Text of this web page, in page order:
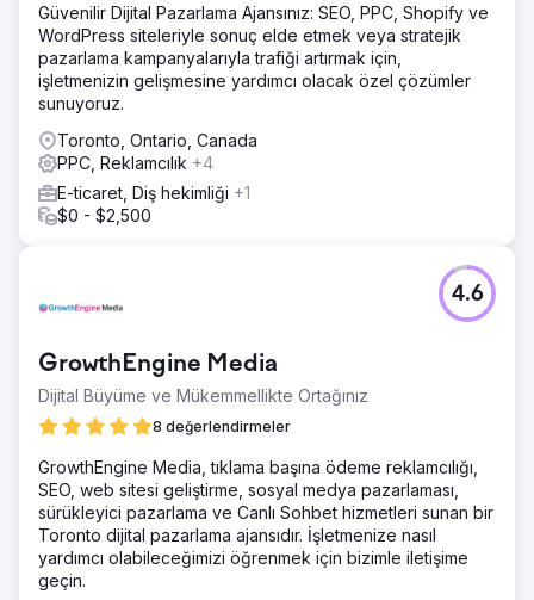
Güvenilir Dijital Pazarlama Ajansınız: SEO, PPC, Shopify ve
WordPress siteleriyle sonuç elde etmek veya stratejik
pazarlama kampanyalarıyla trafiği artırmak için,
işletmenizin gelişmesine yardımcı olacak özel çözümler
sunuyoruz.
Toronto, Ontario, Canada
PPC, Reklamcılık +4
E-ticaret, Diş hekimliği +1
$0 - $2,500
GrowthEngine Media
Dijital Büyüme ve Mükemmellikte Ortağınız
8 değerlendirmeler
4.6
GrowthEngine Media, tıklama başına ödeme reklamcılığı,
SEO, web sitesi geliştirme, sosyal medya pazarlaması,
sürükleyici pazarlama ve Canlı Sohbet hizmetleri sunan bir
Toronto dijital pazarlama ajansıdır. İşletmenize nasıl
yardımcı olabileceğimizi öğrenmek için bizimle iletişime
geçin.